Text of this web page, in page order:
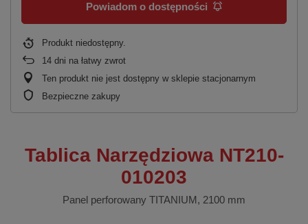
Powiadom o dostępności
Produkt niedostępny
14 dni na łatwy zwrot
Ten produkt nie jest dostępny w sklepie stacjonarnym
Bezpieczne zakupy
Tablica Narzędziowa NT210-
010203
Panel perforowany TITANIUM, 2100 mm